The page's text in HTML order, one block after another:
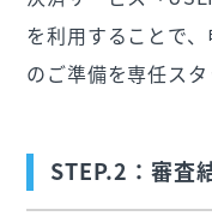
を利用することで
のご準備を専任スタ
STEP.2：審査